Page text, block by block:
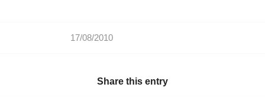
17/08/2010
Share this entry